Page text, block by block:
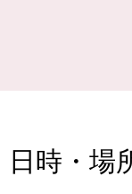
日時・場